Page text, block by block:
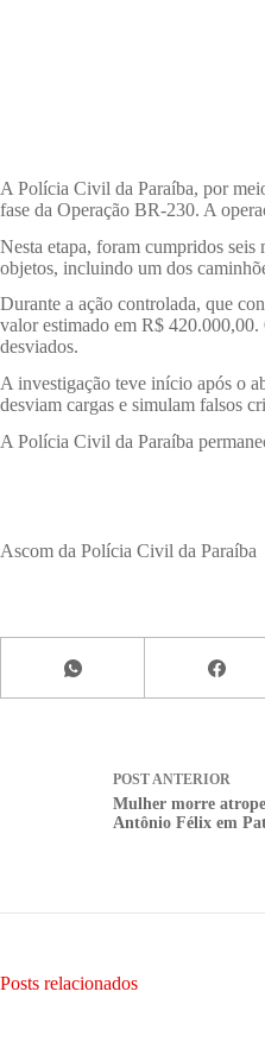
A Polícia Civil da Paraíba, por
fase da Operação BR-230. A
Nesta etapa, foram cumpridos seis
objetos, incluindo um dos
Durante a ação controlada, que
valor estimado em R$ 420.000,00.
desviados.
A investigação teve início após o
desviam cargas e simulam falsos
A Polícia Civil da Paraíba
Ascom da Polícia Civil da Paraíba
POST ANTERIOR
Mulher morre
Antônio Félix em
Posts relacionados